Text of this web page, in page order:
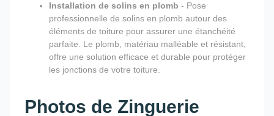
Installation de solins en plomb - Pose
professionnelle de solins en plomb autour des
éléments de toiture pour assurer une étanchéité
parfaite. Le plomb, matériau malléable et résistant,
offre une solution efficace et durable pour protéger
les jonctions de votre toiture.
Photos de Zinguerie